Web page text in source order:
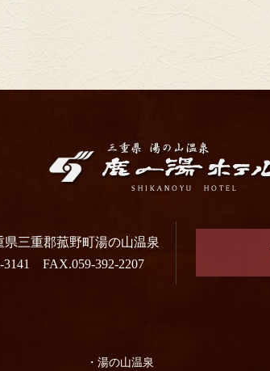
県三重郡菰野町湯の山温泉
3141 FAX.059-392-2207
湯の山温泉